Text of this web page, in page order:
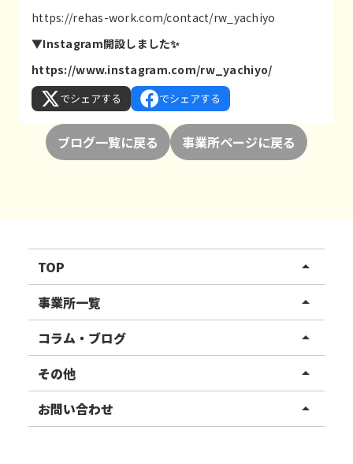
https://rehas-work.com/contact/rw_yachiyo
▼Instagram開設しました✨
https://www.instagram.com/rw_yachiyo/
でシェアする でシェアする
ブログ一覧に戻る 事業所ページに戻る
TOP arrow_drop_up
リハスワーク
リハスファーム
事業所一覧 arrow_drop_up
関東エリア
東北エリア
甲信越エリア
コラム・ブログ arrow_drop_up
事業所ブログ
ご利用者様の声
その他 arrow_drop_up
お知らせ
お問い合わせ arrow_drop_up